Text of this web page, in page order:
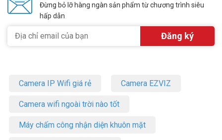
Đừng bỏ lỡ hàng ngàn sản phẩm từ chương trình siêu
hấp dẫn
Camera IP Wifi giá rẻ Camera EZVIZ
Camera wifi ngoài trời nào tốt
Máy chấm công nhận diện khuôn mặt